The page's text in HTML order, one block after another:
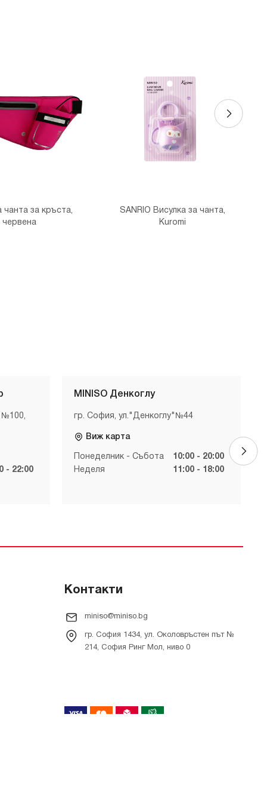
чанта за кръста,
червена
SANRIO Висулка за чанта,
Kuromi
№100,
- 22:00
MINISO Денкоглу
гр. София, ул."Денкоглу"№44
Виж карта
Понеделник - Събота
10:00 - 20:00
Неделя
11:00 - 18:00
Контакти
miniso@miniso.bg
гр. София 1434, ул. Околовръстен път №
214, София Ринг Мол, ниво 0